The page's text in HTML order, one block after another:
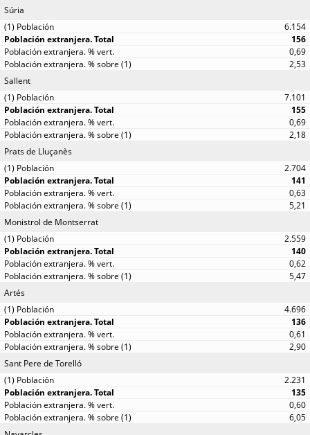
Súria
6.154
156
0,69
2,53
Sallent
7.101
155
0,69
2,18
Prats de Lluçanès
2.704
141
0,63
5,21
Monistrol de Montserrat
2.559
140
0,62
5,47
Artés
4.696
136
0,61
2,90
Sant Pere de Torelló
2.231
135
0,60
6,05